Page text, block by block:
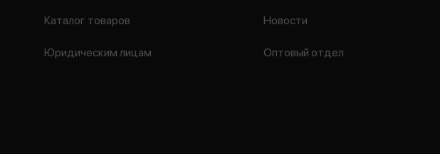
Каталог товаров
Юридическим лицам
Новости
Оптовый отдел